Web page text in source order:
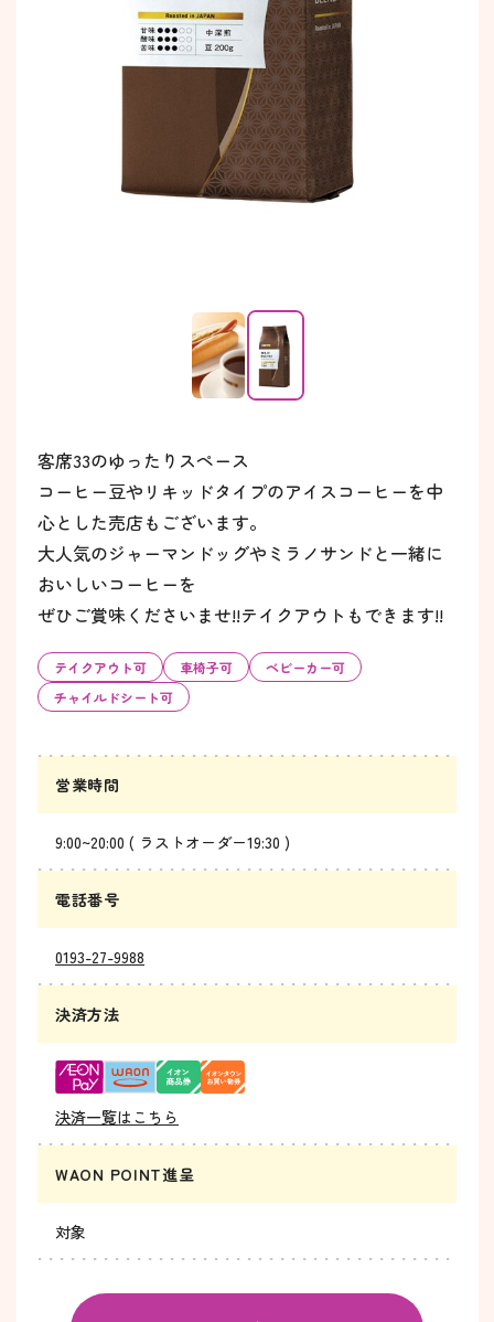
客席33のゆったりスペース
コーヒー豆やリキッドタイプのアイスコーヒーを中
心とした売店もございます。
大人気のジャーマンドッグやミラノサンドと一緒に
おいしいコーヒーを
ぜひご賞味くださいませ!!テイクアウトもできます!!
テイクアウト可 車椅子可
ベビーカー可
チャイルドシート可
営業時間
9:00~20:00 ( ラストオーダー19:30 )
電話番号
0193-27-9988
決済方法
決済一覧はこちら
WAON POINT進呈
対象